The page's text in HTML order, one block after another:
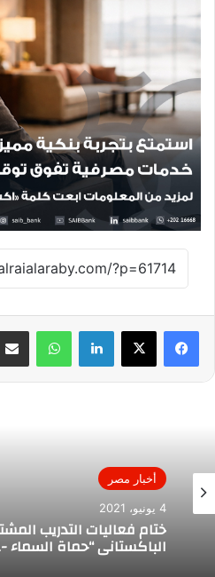
لينكدإن واتساب
أخبار مصر
4 يونيو، 2021
ختام فعاليات التدريب
الباكستانى “حماة السماء -1”